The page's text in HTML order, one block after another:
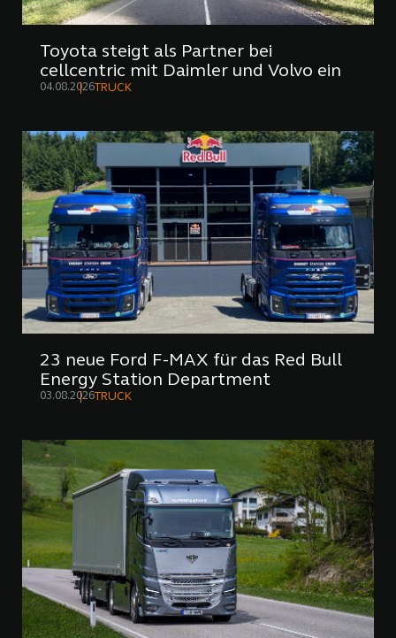
Toyota steigt als Partner bei
cellcentric mit Daimler und Volvo ein
04.08.2026 TRUCK
23 neue Ford F-MAX für das Red Bull
Energy Station Department
03.08.2026 TRUCK